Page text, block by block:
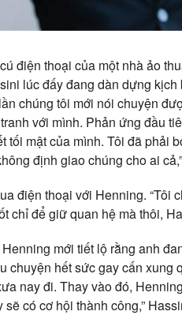
điện thoại của một nhà ảo
lúc đấy đang dàn dựng
chúng tôi mới nói chuyện
với mình. Phản ứng đầu
mật của mình. Tôi đã phải
định giao chúng cho ai
điện thoại với Henning. “Tôi
chỉ để giữ quan hệ mà thôi,
mới tiết lộ rằng anh
chuyện hết sức gay cấn xung
nay đi. Thay vào đó,
có cơ hội thành công,”